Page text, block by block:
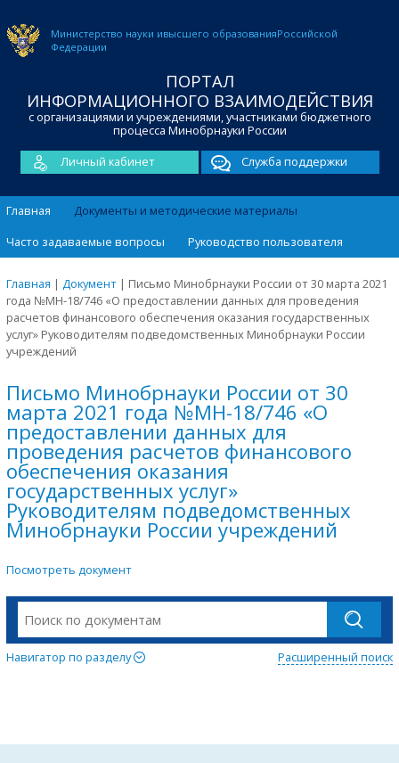
Министерство науки ивысшего образованияРоссийской
Федерации
ПОРТАЛ
ИНФОРМАЦИОННОГО ВЗАИМОДЕЙСТВИЯ
с организациями и учреждениями, участниками бюджетного
процесса Минобрнауки России
Личный кабинет
Служба поддержки
Главная
Документы и методические материалы
Часто задаваемые вопросы
Руководство пользователя
Главная | Документ | Письмо Минобрнауки России от 30 марта 2021
года №МН-18/746 «О предоставлении данных для проведения
расчетов финансового обеспечения оказания государственных
услуг» Руководителям подведомственных Минобрнауки России
учреждений
Письмо Минобрнауки России от 30
марта 2021 года №МН-18/746 «О
предоставлении данных для
проведения расчетов финансового
обеспечения оказания
государственных услуг»
Руководителям подведомственных
Минобрнауки России учреждений
Посмотреть документ
Навигатор по разделу Расширенный поиск